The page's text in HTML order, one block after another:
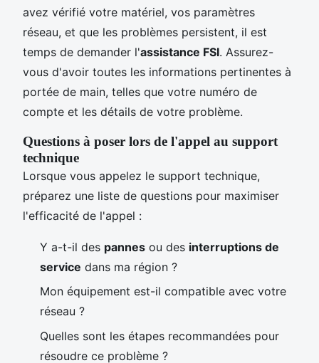
avez vérifié votre matériel, vos paramètres
réseau, et que les problèmes persistent, il est
temps de demander l'assistance FSI. Assurez-
vous d'avoir toutes les informations pertinentes à
portée de main, telles que votre numéro de
compte et les détails de votre problème.
Questions à poser lors de l'appel au support
technique
Lorsque vous appelez le support technique,
préparez une liste de questions pour maximiser
l'efficacité de l'appel :
Y a-t-il des pannes ou des interruptions de
service dans ma région ?
Mon équipement est-il compatible avec votre
réseau ?
Quelles sont les étapes recommandées pour
résoudre ce problème ?